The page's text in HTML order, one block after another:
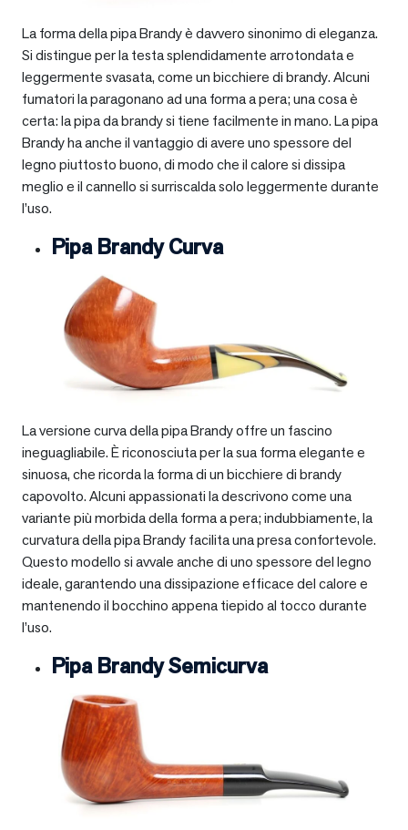
La forma della pipa Brandy è davvero sinonimo di eleganza.
Si distingue per la testa splendidamente arrotondata e
leggermente svasata, come un bicchiere di brandy. Alcuni
fumatori la paragonano ad una forma a pera; una cosa è
certa: la pipa da brandy si tiene facilmente in mano. La pipa
Brandy ha anche il vantaggio di avere uno spessore del
legno piuttosto buono, di modo che il calore si dissipa
meglio e il cannello si surriscalda solo leggermente durante
l’uso.
Pipa Brandy Curva
La versione curva della pipa Brandy offre un fascino
ineguagliabile. È riconosciuta per la sua forma elegante e
sinuosa, che ricorda la forma di un bicchiere di brandy
capovolto. Alcuni appassionati la descrivono come una
variante più morbida della forma a pera; indubbiamente, la
curvatura della pipa Brandy facilita una presa confortevole.
Questo modello si avvale anche di uno spessore del legno
ideale, garantendo una dissipazione efficace del calore e
mantenendo il bocchino appena tiepido al tocco durante
l’uso.
Pipa Brandy Semicurva